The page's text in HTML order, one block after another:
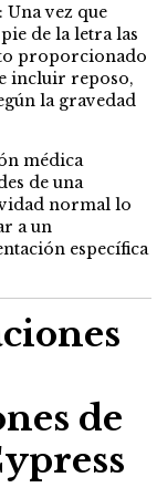
: Una vez que
de la letra las
proporcionado
incluir reposo,
la gravedad
médica
de una
normal lo
a un
específica
de